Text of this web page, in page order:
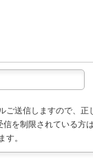
ご送信しますので、
信を制限されている方
す。